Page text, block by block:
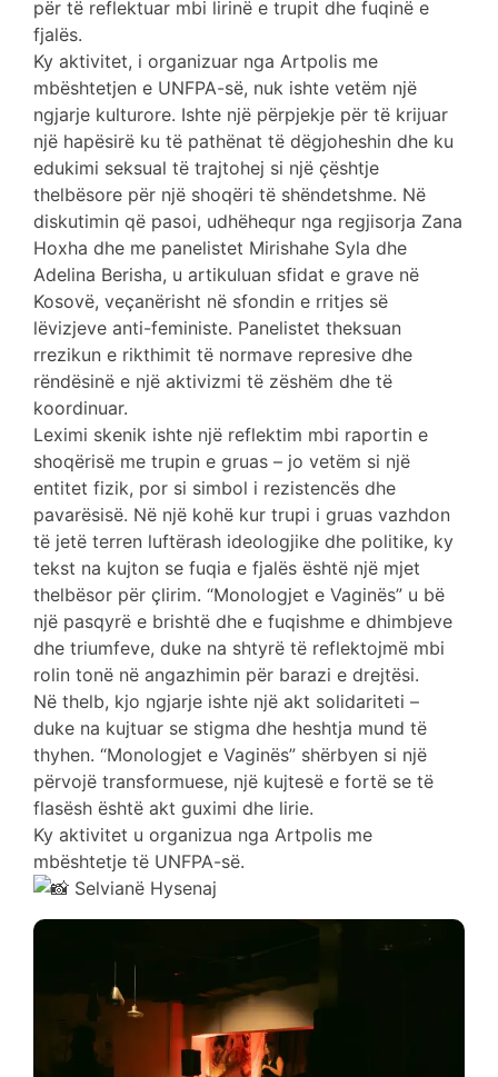
për të reflektuar mbi lirinë e trupit dhe fuqinë e
fjalës.
Ky aktivitet, i organizuar nga Artpolis me
mbështetjen e UNFPA-së, nuk ishte vetëm një
ngjarje kulturore. Ishte një përpjekje për të krijuar
një hapësirë ku të pathënat të dëgjoheshin dhe ku
edukimi seksual të trajtohej si një çështje
thelbësore për një shoqëri të shëndetshme. Në
diskutimin që pasoi, udhëhequr nga regjisorja Zana
Hoxha dhe me panelistet Mirishahe Syla dhe
Adelina Berisha, u artikuluan sfidat e grave në
Kosovë, veçanërisht në sfondin e rritjes së
lëvizjeve anti-feministe. Panelistet theksuan
rrezikun e rikthimit të normave represive dhe
rëndësinë e një aktivizmi të zëshëm dhe të
koordinuar.
Leximi skenik ishte një reflektim mbi raportin e
shoqërisë me trupin e gruas – jo vetëm si një
entitet fizik, por si simbol i rezistencës dhe
pavarësisë. Në një kohë kur trupi i gruas vazhdon
të jetë terren luftërash ideologjike dhe politike, ky
tekst na kujton se fuqia e fjalës është një mjet
thelbësor për çlirim. “Monologjet e Vaginës” u bë
një pasqyrë e brishtë dhe e fuqishme e dhimbjeve
dhe triumfeve, duke na shtyrë të reflektojmë mbi
rolin tonë në angazhimin për barazi e drejtësi.
Në thelb, kjo ngjarje ishte një akt solidariteti –
duke na kujtuar se stigma dhe heshtja mund të
thyhen. “Monologjet e Vaginës” shërbyen si një
përvojë transformuese, një kujtesë e fortë se të
flasësh është akt guximi dhe lirie.
Ky aktivitet u organizua nga Artpolis me
mbështetje të UNFPA-së.
Selvianë Hysenaj